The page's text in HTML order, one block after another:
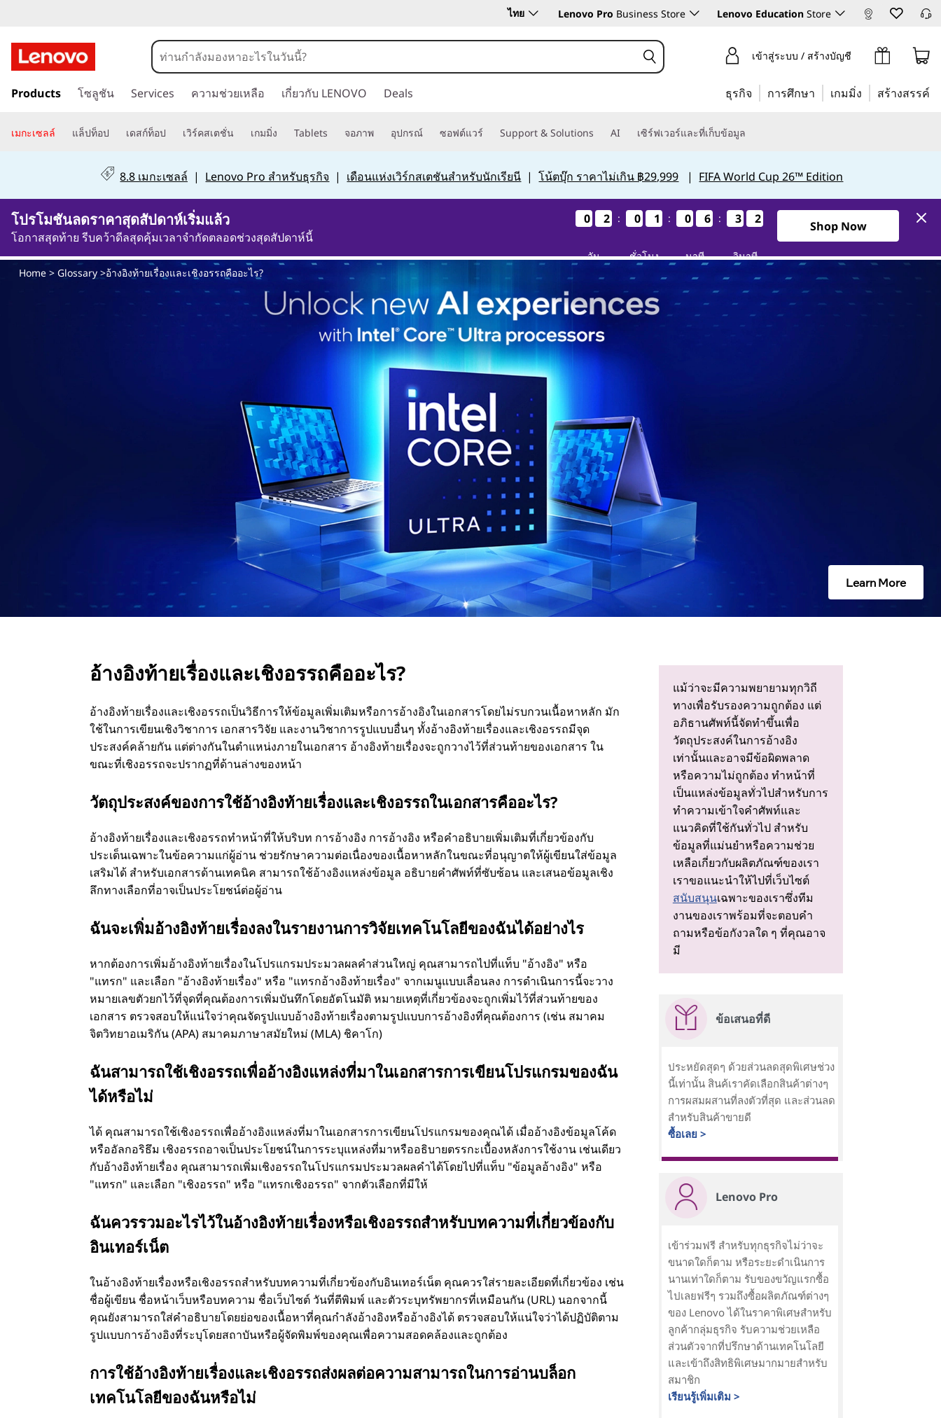
า
อิ
ท้
า
ย
ง
ไทย Lenovo Pro Business Store Lenovo Education Store
า
ไ
นื้
อ
ห
า
เข้าสู่ระบบ / สร้างบัญชี
Products โซลูชัน Services ความช่วยเหลือ เกี่ยวกับ LENOVO Deals ธุรกิจ การศึกษา เกมมิ่ง สร้างสรรค์
เมกะเซลล์ แล็ปท็อป เดสก์ท็อป เวิร์คสเตชั่น เกมมิ่ง Tablets จอภาพ อุปกรณ์ ซอฟต์แวร์ Support & Solutions AI เซิร์ฟเวอร์และที่เก็บข้อมูล
8.8 เมกะเซลล์ | Lenovo Pro สำหรับธุรกิจ | เดือนแห่งเวิร์กสเตชันสำหรับนักเรียนี |โน้ตบุ๊ก ราคาไม่เกิน ฿29,999 | FIFA World Cup 26™ Edition
โปรโมชันลดราคาสุดสัปดาห์เริ่มแล้ว
โอกาสสุดท้าย รีบคว้าดีลสุดคุ้มเวลาจำกัดตลอดช่วงสุดสัปดาห์นี้
0
0
0
0 2
2
2
2
วัน
: 0
0
0
0 1
1
1
1
ชั่วโมง
: 0
0
0
0 6
6
6
6
นาที
: 3
3
3
3 1
0
1
0
วินาที
2วัน1ชั่วโมง6นาที30วินาที
Shop Now
Home> Glossary>อ้างอิงท้ายเรื่องและเชิงอรรถคืออะไร?
Learn More
อ้างอิงท้ายเรื่องและเชิงอรรถคืออะไร?
อ้างอิงท้ายเรื่องและเชิงอรรถเป็นวิธีการให้ข้อมูลเพิ่มเติมหรือการอ้างอิงในเอกสารโดยไม่รบกวนเนื้อหาหลัก มัก
ใช้ในการเขียนเชิงวิชาการ เอกสารวิจัย และงานวิชาการรูปแบบอื่นๆ ทั้งอ้างอิงท้ายเรื่องและเชิงอรรถมีจุด
ประสงค์คล้ายกัน แต่ต่างกันในตำแหน่งภายในเอกสาร อ้างอิงท้ายเรื่องจะถูกวางไว้ที่ส่วนท้ายของเอกสาร ใน
ขณะที่เชิงอรรถจะปรากฏที่ด้านล่างของหน้า
วัตถุประสงค์ของการใช้อ้างอิงท้ายเรื่องและเชิงอรรถในเอกสารคืออะไร?
อ้างอิงท้ายเรื่องและเชิงอรรถทำหน้าที่ให้บริบท การอ้างอิง การอ้างอิง หรือคำอธิบายเพิ่มเติมที่เกี่ยวข้องกับ
ประเด็นเฉพาะในข้อความแก่ผู้อ่าน ช่วยรักษาความต่อเนื่องของเนื้อหาหลักในขณะที่อนุญาตให้ผู้เขียนใส่ข้อมูล
เสริมได้ สำหรับเอกสารด้านเทคนิค สามารถใช้อ้างอิงแหล่งข้อมูล อธิบายคำศัพท์ที่ซับซ้อน และเสนอข้อมูลเชิง
ลึกทางเลือกที่อาจเป็นประโยชน์ต่อผู้อ่าน
ฉันจะเพิ่มอ้างอิงท้ายเรื่องลงในรายงานการวิจัยเทคโนโลยีของฉันได้อย่างไร
หากต้องการเพิ่มอ้างอิงท้ายเรื่องในโปรแกรมประมวลผลคำส่วนใหญ่ คุณสามารถไปที่แท็บ "อ้างอิง" หรือ
"แทรก" และเลือก "อ้างอิงท้ายเรื่อง" หรือ "แทรกอ้างอิงท้ายเรื่อง" จากเมนูแบบเลื่อนลง การดำเนินการนี้จะวาง
หมายเลขตัวยกไว้ที่จุดที่คุณต้องการเพิ่มบันทึกโดยอัตโนมัติ หมายเหตุที่เกี่ยวข้องจะถูกเพิ่มไว้ที่ส่วนท้ายของ
เอกสาร ตรวจสอบให้แน่ใจว่าคุณจัดรูปแบบอ้างอิงท้ายเรื่องตามรูปแบบการอ้างอิงที่คุณต้องการ (เช่น สมาคม
จิตวิทยาอเมริกัน (APA) สมาคมภาษาสมัยใหม่ (MLA) ชิคาโก)
ฉันสามารถใช้เชิงอรรถเพื่ออ้างอิงแหล่งที่มาในเอกสารการเขียนโปรแกรมของฉัน
ได้หรือไม่
ได้ คุณสามารถใช้เชิงอรรถเพื่ออ้างอิงแหล่งที่มาในเอกสารการเขียนโปรแกรมของคุณได้ เมื่ออ้างอิงข้อมูลโค้ด
หรืออัลกอริธึม เชิงอรรถอาจเป็นประโยชน์ในการระบุแหล่งที่มาหรืออธิบายตรรกะเบื้องหลังการใช้งาน เช่นเดียว
กับอ้างอิงท้ายเรื่อง คุณสามารถเพิ่มเชิงอรรถในโปรแกรมประมวลผลคำได้โดยไปที่แท็บ "ข้อมูลอ้างอิง" หรือ
"แทรก" และเลือก "เชิงอรรถ" หรือ "แทรกเชิงอรรถ" จากตัวเลือกที่มีให้
ฉันควรรวมอะไรไว้ในอ้างอิงท้ายเรื่องหรือเชิงอรรถสำหรับบทความที่เกี่ยวข้องกับ
อินเทอร์เน็ต
ในอ้างอิงท้ายเรื่องหรือเชิงอรรถสำหรับบทความที่เกี่ยวข้องกับอินเทอร์เน็ต คุณควรใส่รายละเอียดที่เกี่ยวข้อง เช่น
ชื่อผู้เขียน ชื่อหน้าเว็บหรือบทความ ชื่อเว็บไซต์ วันที่ตีพิมพ์ และตัวระบุทรัพยากรที่เหมือนกัน (URL) นอกจากนี้
คุณยังสามารถใส่คำอธิบายโดยย่อของเนื้อหาที่คุณกำลังอ้างอิงหรืออ้างอิงได้ ตรวจสอบให้แน่ใจว่าได้ปฏิบัติตาม
รูปแบบการอ้างอิงที่ระบุโดยสถาบันหรือผู้จัดพิมพ์ของคุณเพื่อความสอดคล้องและถูกต้อง
การใช้อ้างอิงท้ายเรื่องและเชิงอรรถส่งผลต่อความสามารถในการอ่านบล็อก
เทคโนโลยีของฉันหรือไม่
แม้ว่าจะมีความพยายามทุกวิถี
ทางเพื่อรับรองความถูกต้อง แต่
อภิธานศัพท์นี้จัดทําขึ้นเพื่อ
วัตถุประสงค์ในการอ้างอิง
เท่านั้นและอาจมีข้อผิดพลาด
หรือความไม่ถูกต้อง ทําหน้าที่
เป็นแหล่งข้อมูลทั่วไปสําหรับการ
ทําความเข้าใจคําศัพท์และ
แนวคิดที่ใช้กันทั่วไป สําหรับ
ข้อมูลที่แม่นยําหรือความช่วย
เหลือเกี่ยวกับผลิตภัณฑ์ของเรา
เราขอแนะนําให้ไปที่เว็บไซต์
สนับสนุนเฉพาะของเราซึ่งทีม
งานของเราพร้อมที่จะตอบคํา
ถามหรือข้อกังวลใด ๆ ที่คุณอาจ
มี
ข้อเสนอที่ดี
ประหยัดสุดๆ ด้วยส่วนลดสุดพิเศษช่วง
นี้เท่านั้น สินค้เราคัดเลือกสินค้าต่างๆ
การผสมผสานที่ลงตัวที่สุด และส่วนลด
สำหรับสินค้าขายดี
ซื้อเลย >
Lenovo Pro
เข้าร่วมฟรี สำหรับทุกธุรกิจไม่ว่าจะ
ขนาดใดก็ตาม หรือระยะดำเนินการ
นานเท่าใดก็ตาม รับของขวัญแรกซื้อ
ไปเลยฟรีๆ รวมถึงซื้อผลิตภัณฑ์ต่างๆ
ของ Lenovo ได้ในราคาพิเศษสำหรับ
ลูกค้ากลุ่มธุรกิจ รับความช่วยเหลือ
ส่วนตัวจากที่ปรึกษาด้านเทคโนโลยี
และเข้าถึงสิทธิพิเศษมากมายสำหรับ
สมาชิก
เรียนรู้เพิ่มเติม >